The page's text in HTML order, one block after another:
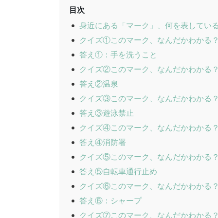
目次
身近にある「マーク」、何を表してい
クイズ①このマーク、なんだかわかる？
答え①：手を洗うこと
クイズ②このマーク、なんだかわかる？
答え②温泉
クイズ③このマーク、なんだかわかる？
答え③遊泳禁止
クイズ④このマーク、なんだかわかる？
答え④消防署
クイズ⑤このマーク、なんだかわかる？
答え⑤自転車通行止め
クイズ⑥このマーク、なんだかわかる？
答え⑥：シャープ
クイズ⑦このマーク、なんだかわかる？